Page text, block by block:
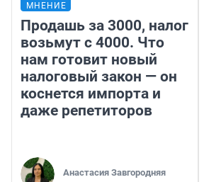
МНЕНИЕ
Продашь за 3000, налог
возьмут с 4000. Что
нам готовит новый
налоговый закон — он
коснется импорта и
даже репетиторов
Анастасия Завгородняя